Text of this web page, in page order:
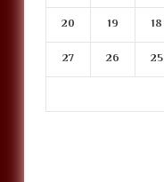
18
19
20
25
26
27